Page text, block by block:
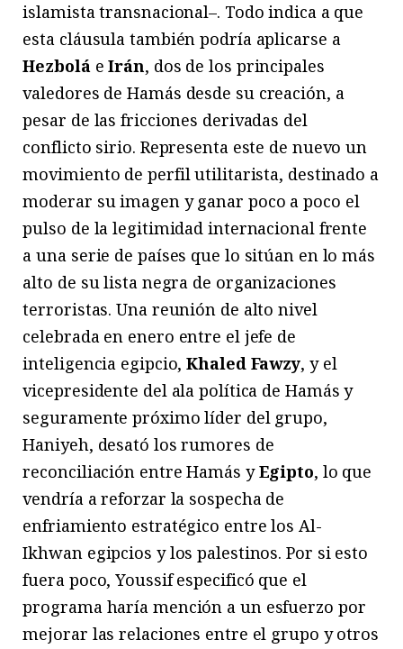
islamista transnacional–. Todo indica a que
esta cláusula también podría aplicarse a
HezboláeIrán, dos de los principales
valedores de Hamás desde su creación, a
pesar de las fricciones derivadas del
conflicto sirio. Representa este de nuevo un
movimiento de perfil utilitarista, destinado a
moderar su imagen y ganar poco a poco el
pulso de la legitimidad internacional frente
a una serie de países que lo sitúan en lo más
alto de su lista negra de organizaciones
terroristas. Una reunión de alto nivel
celebrada en enero entre el jefe de
inteligencia egipcio,Khaled Fawzy, y el
vicepresidente del ala política de Hamás y
seguramente próximo líder del grupo,
Haniyeh, desató los rumores de
reconciliación entre Hamás yEgipto, lo que
vendría a reforzar la sospecha de
enfriamiento estratégico entre los Al-
Ikhwan egipcios y los palestinos. Por si esto
fuera poco, Youssif especificó que el
programa haría mención a un esfuerzo por
mejorar las relaciones entre el grupo y otros